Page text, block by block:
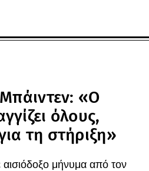
Μπάιντεν: «Ο
όλους,
τη στήριξη»
αισιόδοξο μήνυμα από τον